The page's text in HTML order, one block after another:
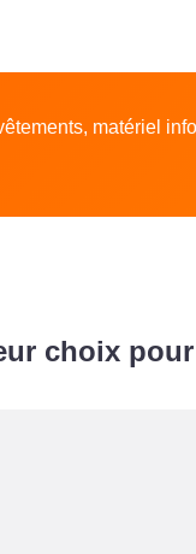
matériel
choix